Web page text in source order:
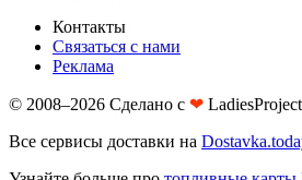
Контакты
Связаться с нами
Реклама
© 2008–2026 Сделано с ❤︎
Все сервисы доставки на